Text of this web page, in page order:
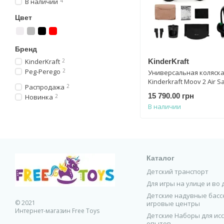
KinderKraft
Универсальная
Kinderkraft Moov 2 Air
15 790.00 грн
В наличии
Цвет
Бренд
KinderKraft 2
Peg-Perego 2
Распродажа 2
Новинка 2
© 2021
Интернет-магазин Free Toys
Каталог
Детский транспорт
Для игры на улице и во
Детские надувные
игровые центры
Детские Наборы для